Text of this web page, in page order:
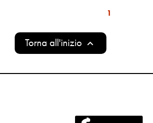
1
Torna all'inizio 